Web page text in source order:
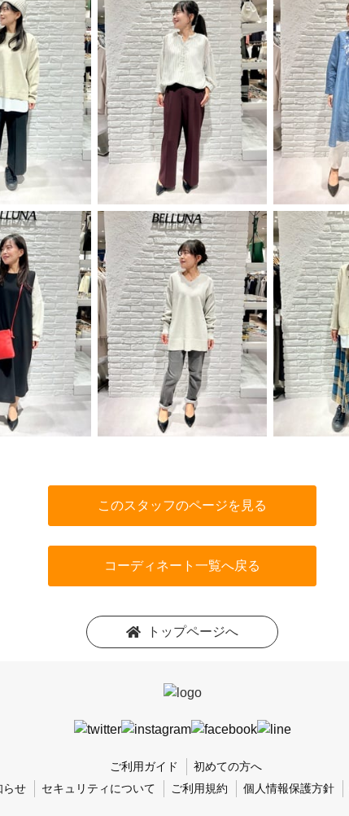
このスタッフのページを見る
コーディネート一覧へ戻る
トップページへ
ご利用ガイド
初めての方へ
らせ
セキュリティについて ご利用規約 個人情報保護方針